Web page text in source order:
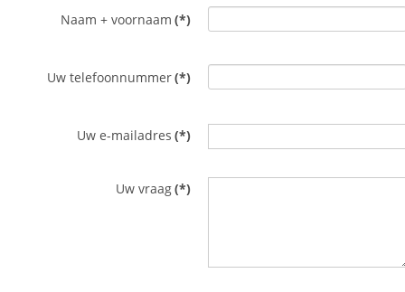
Naam + voornaam (*)
Uw telefoonnummer(*)
Uw e-mailadres (*)
Uw vraag(*)